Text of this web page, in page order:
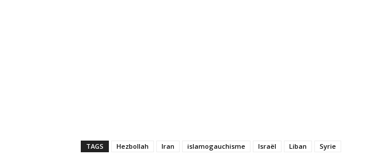
TAGS Hezbollah Iran islamogauchisme Israël Liban Syrie